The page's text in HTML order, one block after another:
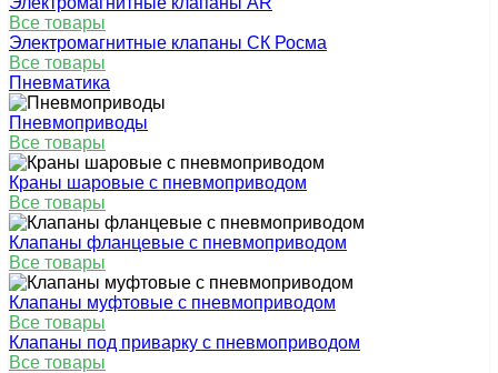
Все товары
Электромагнитные клапаны СК Росма
Все товары
Пневматика
Пневмоприводы
Все товары
Краны шаровые с пневмоприводом
Все товары
Клапаны фланцевые с пневмоприводом
Все товары
Клапаны муфтовые с пневмоприводом
Все товары
Клапаны под приварку с пневмоприводом
Все товары